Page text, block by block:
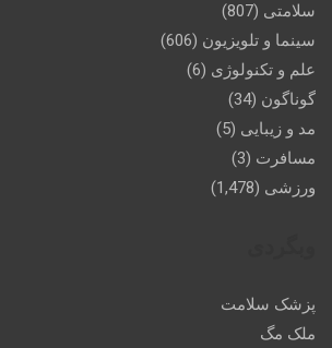
سلامتی (807)
سینما و تلویزیون (606)
علم و تکنولوژی (6)
گوناگون (34)
مد و زیبایی (5)
مسافرت (3)
ورزشی (1,478)
پزشک سلامت
ملک مگ